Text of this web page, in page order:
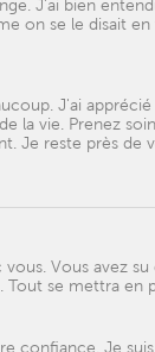
J'ai bien
on se le disait
J'ai
la vie. Prenez
Je reste près de
Vous avez
se mettra en
confiance. Je